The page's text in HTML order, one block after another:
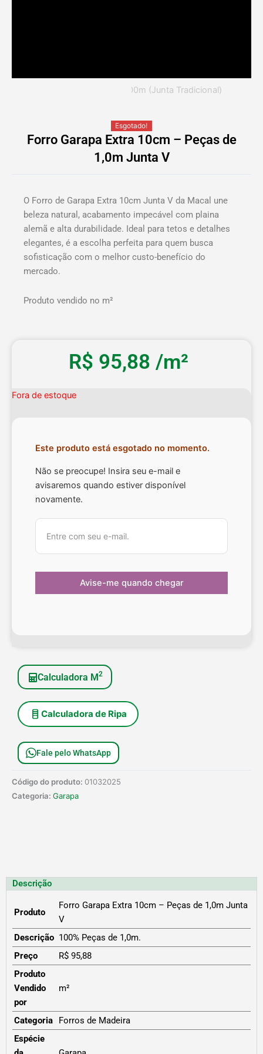
Esgotado!
Forro Garapa Extra 10cm – Peças de
1,0m Junta V
O Forro de Garapa Extra 10cm Junta V da Macal une
beleza natural, acabamento impecável com plaina
alemã e alta durabilidade. Ideal para tetos e detalhes
elegantes, é a escolha perfeita para quem busca
sofisticação com o melhor custo-benefício do
mercado.
Produto vendido no m²
R$ 95,88 /m²
Fora de estoque
Este produto está esgotado no momento.
Não se preocupe! Insira seu e-mail e
avisaremos quando estiver disponível
novamente.
Calculadora M2
Calculadora de Ripa
Fale pelo WhatsApp
Código do produto: 01032025
Categoria: Garapa
Descrição
Produto
Forro Garapa Extra 10cm – Peças de 1,0m Junta
V
Descrição 100% Peças de 1,0m.
Preço
R$ 95,88
Produto
Vendido
por
m²
Categoria
Forros de Madeira
Espécie